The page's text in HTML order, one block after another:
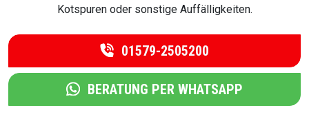
Kotspuren oder sonstige Auffälligkeiten.
01579-2505200
BERATUNG PER WHATSAPP